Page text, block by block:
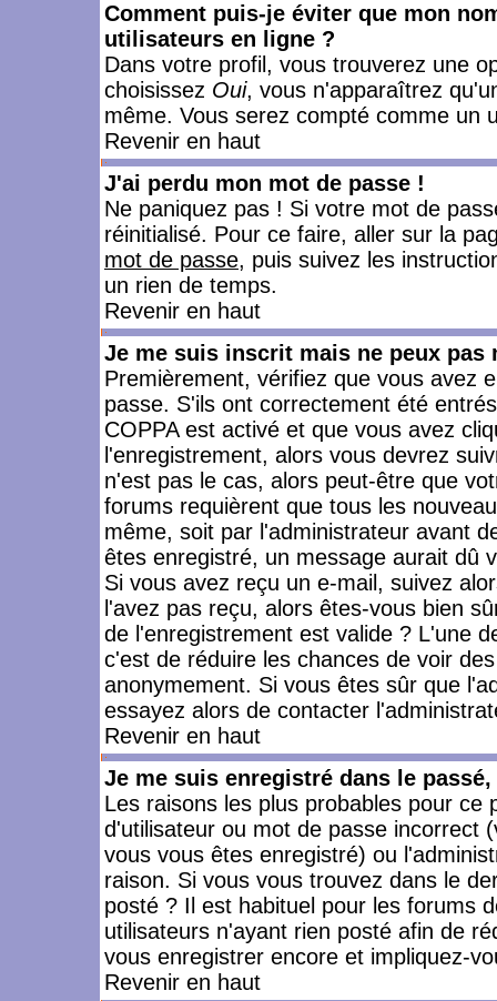
Comment puis-je éviter que mon
utilisateurs en ligne ?
Dans votre profil, vous trouverez une
choisissez Oui, vous n'apparaîtrez
même. Vous serez compté comme un
Revenir en haut
J'ai perdu mon mot de passe !
Ne paniquez pas ! Si votre mot de
réinitialisé. Pour ce faire, aller sur la
mot de passe, puis suivez les
un rien de temps.
Revenir en haut
Je me suis inscrit mais ne peux pas
Premièrement, vérifiez que vous avez
passe. S'ils ont correctement été
COPPA est activé et que vous avez
l'enregistrement, alors vous devrez
n'est pas le cas, alors peut-être que
forums requièrent que tous les
même, soit par l'administrateur avant
êtes enregistré, un message aurait dû
Si vous avez reçu un e-mail, suivez
l'avez pas reçu, alors êtes-vous bien
de l'enregistrement est valide ? L'une
c'est de réduire les chances de voir
anonymement. Si vous êtes sûr que
essayez alors de contacter
Revenir en haut
Je me suis enregistré dans le
Les raisons les plus probables pour
d'utilisateur ou mot de passe incorrect
vous vous êtes enregistré) ou
raison. Si vous vous trouvez dans le
posté ? Il est habituel pour les forums
utilisateurs n'ayant rien posté afin de
vous enregistrer encore et impliquez-
Revenir en haut